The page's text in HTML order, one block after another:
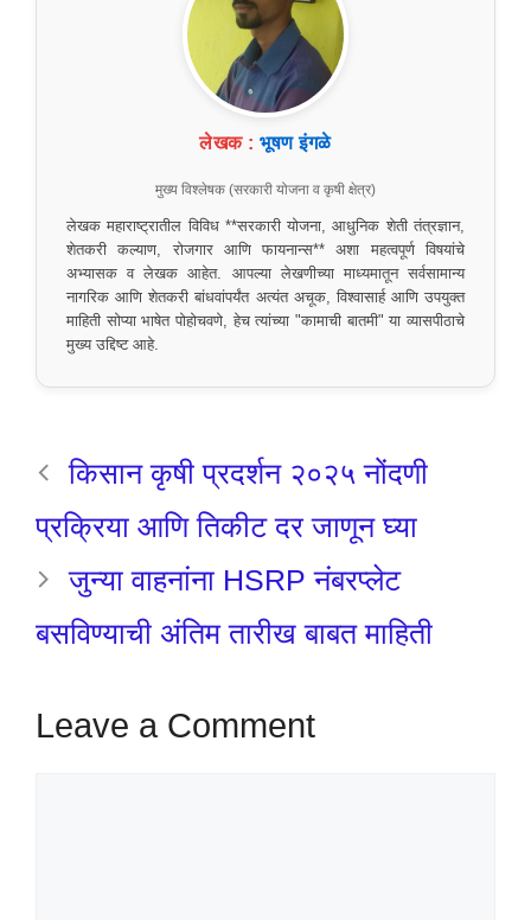
लेखक : भूषण इंगळे
मुख्य विश्लेषक (सरकारी योजना व कृषी क्षेत्र)
लेखक महाराष्ट्रातील विविध **सरकारी योजना, आधुनिक शेती तंत्रज्ञान,
शेतकरी कल्याण, रोजगार आणि फायनान्स** अशा महत्वपूर्ण विषयांचे
अभ्यासक व लेखक आहेत. आपल्या लेखणीच्या माध्यमातून सर्वसामान्य
नागरिक आणि शेतकरी बांधवांपर्यंत अत्यंत अचूक, विश्वासार्ह आणि उपयुक्त
माहिती सोप्या भाषेत पोहोचवणे, हेच त्यांच्या "कामाची बातमी" या व्यासपीठाचे
मुख्य उद्दिष्ट आहे.
किसान कृषी प्रदर्शन २०२५ नोंदणी
प्रक्रिया आणि तिकीट दर जाणून घ्या
जुन्या वाहनांना HSRP नंबरप्लेट
बसविण्याची अंतिम तारीख बाबत माहिती
Leave a Comment